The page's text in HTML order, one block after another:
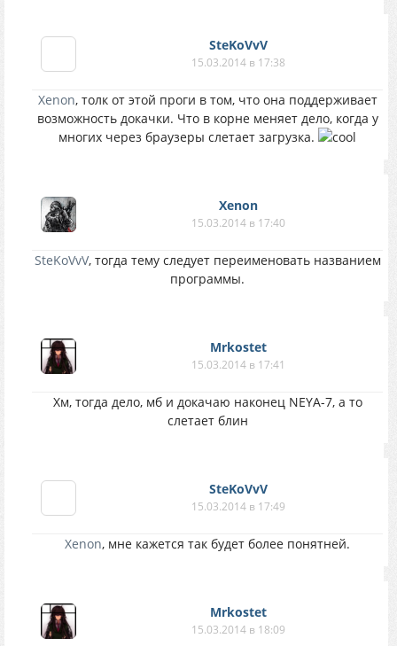
SteKoVvV
15.03.2014 в 17:38
Xenon, толк от этой проги в том, что она поддерживает
возможность докачки. Что в корне меняет дело, когда у
многих через браузеры слетает загрузка.
Xenon
15.03.2014 в 17:40
SteKoVvV, тогда тему следует переименовать названием
программы.
Mrkostet
15.03.2014 в 17:41
Хм, тогда дело, мб и докачаю наконец NEYA-7, а то
слетает блин
SteKoVvV
15.03.2014 в 17:49
Xenon, мне кажется так будет более понятней.
Mrkostet
15.03.2014 в 18:09